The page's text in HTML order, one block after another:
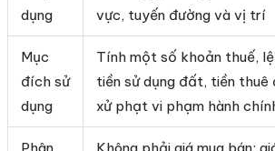
dụng
vực, tuyến đường và vị trí
Mục
đích sử
dụng
Tính một số khoản thuế,
tiền sử dụng đất, tiền thuê
xử phạt vi phạm hành
Phân
Không phải giá mua bán;